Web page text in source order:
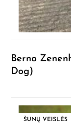
Berno
Dog)
ŠUNŲ VEISLĖS